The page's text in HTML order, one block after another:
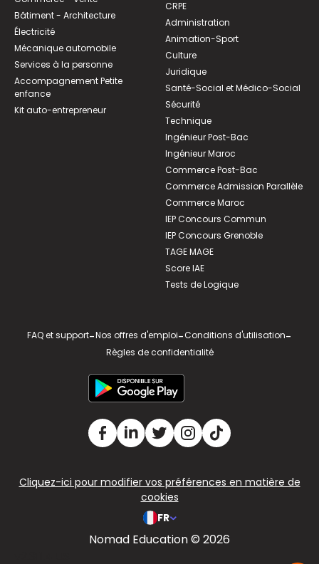
Bâtiment - Architecture
Électricité
Mécanique automobile
Services à la personne
Accompagnement Petite
enfance
Kit auto-entrepreneur
CRPE
Administration
Animation-Sport
Culture
Juridique
Santé-Social et Médico-Social
Sécurité
Technique
Ingénieur Post-Bac
Ingénieur Maroc
Commerce Post-Bac
Commerce Admission Parallèle
Commerce Maroc
IEP Concours Commun
IEP Concours Grenoble
TAGE MAGE
Score IAE
Tests de Logique
FAQ et support-Nos offres d'emploi-Conditions d'utilisation-
Règles de confidentialité
Cliquez-ici pour modifier vos préférences en matière de
cookies
FR
Nomad Education © 2026